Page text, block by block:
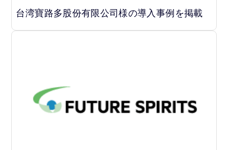
台湾寶路多股份有限公司様の導入事例を掲載